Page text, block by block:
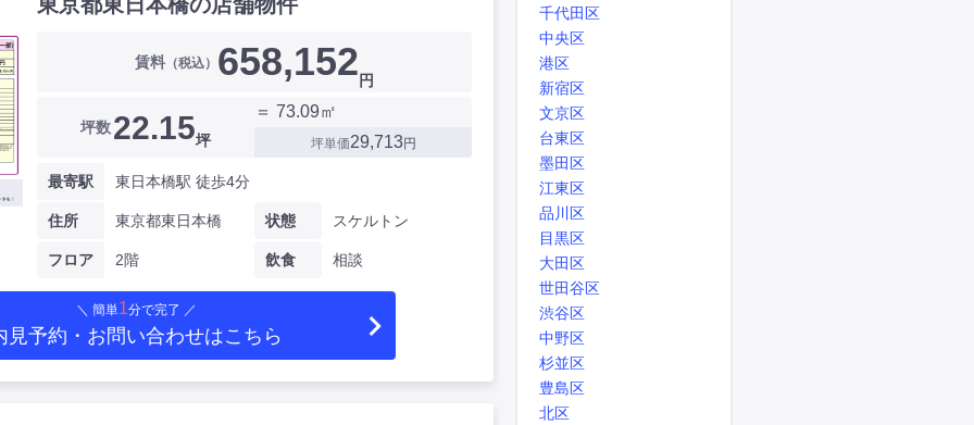
賃料 （税込） 658,152 円
坪数22.15坪
＝ 73.09㎡
坪単価29,713円
最寄駅 東日本橋駅 徒歩4分
住所 東京都東日本橋
フロア 2階
状態 スケルトン
飲食 相談
＼ 簡単1分で完了 ／
見予約・お問い合わせはこちら
千代田区
中央区
港区
新宿区
文京区
台東区
墨田区
江東区
品川区
目黒区
大田区
世田谷区
渋谷区
中野区
杉並区
豊島区
北区